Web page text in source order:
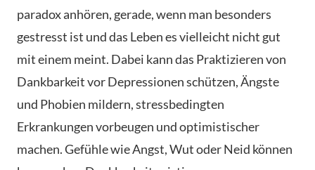
paradox anhören, gerade, wenn man besonders
gestresst ist und das Leben es vielleicht nicht gut
mit einem meint. Dabei kann das Praktizieren von
Dankbarkeit vor Depressionen schützen, Ängste
und Phobien mildern, stressbedingten
Erkrankungen vorbeugen und optimistischer
machen. Gefühle wie Angst, Wut oder Neid können